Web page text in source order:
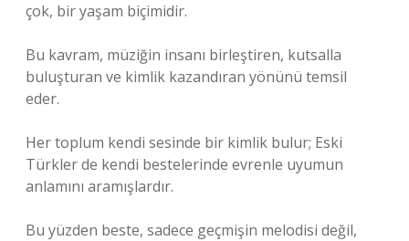
çok, bir yaşam biçimidir.
Bu kavram, müziğin insanı birleştiren, kutsalla
buluşturan ve kimlik kazandıran yönünü temsil
eder.
Her toplum kendi sesinde bir kimlik bulur; Eski
Türkler de kendi bestelerinde evrenle uyumun
anlamını aramışlardır.
Bu yüzden beste, sadece geçmişin melodisi değil,